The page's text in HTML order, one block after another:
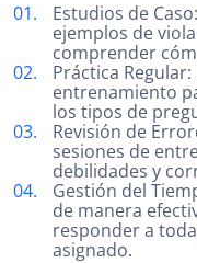
Estudios de
ejemplos de
comprender
Práctica
entrenamiento
los tipos de
Revisión de
sesiones de
debilidades y
Gestión del
de manera
responder a
asignado.